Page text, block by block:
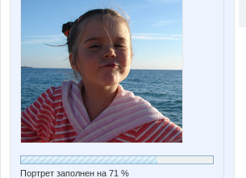
Портрет заполнен на 71 %